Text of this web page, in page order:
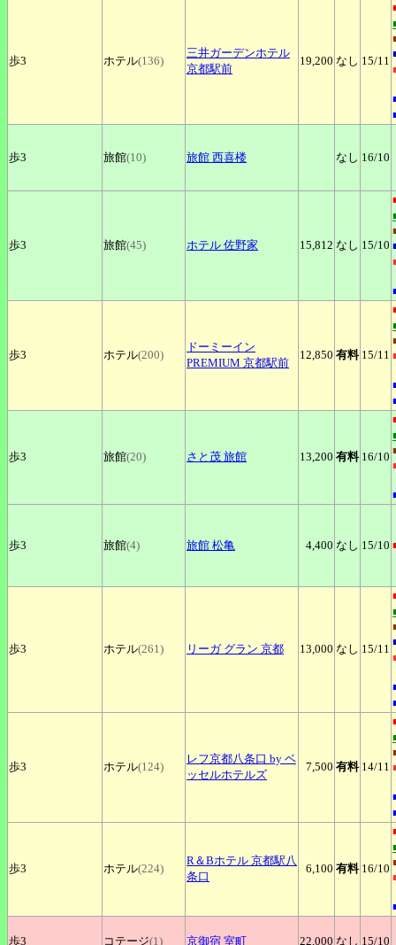
歩3 ホテル(136)
三井ガーデンホテル
京都駅前
19,200 なし 15/11
歩3 旅館(10) 旅館 西喜楼 なし 16/10
歩3 旅館(45) ホテル 佐野家 15,812 なし 15/10
歩3 ホテル(200)
ドーミーイン
PREMIUM 京都駅前
12,850 有料 15/11
歩3 旅館(20) さと茂 旅館 13,200 有料 16/10
歩3 旅館(4) 旅館 松亀 4,400 なし 15/10
歩3 ホテル(261) リーガ グラン 京都 13,000 なし 15/11
歩3 ホテル(124)
レフ京都八条口 by ベ
ッセルホテルズ
7,500 有料 14/11
歩3 ホテル(224)
R＆Bホテル 京都駅八
条口
6,100 有料 16/10
歩3 コテージ(1) 京御宿 室町 22,000 なし 15/10